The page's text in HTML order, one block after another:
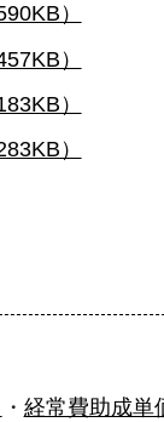
）
）
）
）
・ 経常費助成単